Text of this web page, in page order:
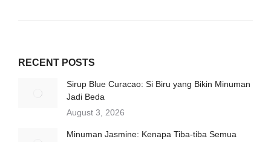
RECENT POSTS
Sirup Blue Curacao: Si Biru yang Bikin Minuman
Jadi Beda
August 3, 2026
Minuman Jasmine: Kenapa Tiba-tiba Semua